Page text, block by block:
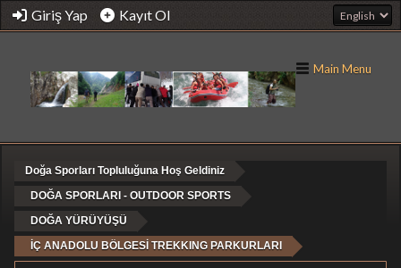
Giriş Yap Kayıt Ol
Main Menu
Doğa Sporları Topluluğuna Hoş Geldiniz
DOĞA SPORLARI - OUTDOOR SPORTS
DOĞA YÜRÜYÜŞÜ
İÇ ANADOLU BÖLGESİ TREKKING PARKURLARI